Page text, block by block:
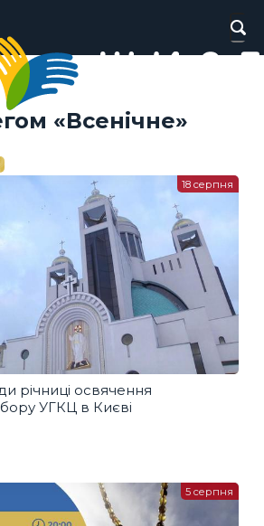
«Всенічне»
річниці освячення
УГКЦ в Києві
18 серпня
5 серпня